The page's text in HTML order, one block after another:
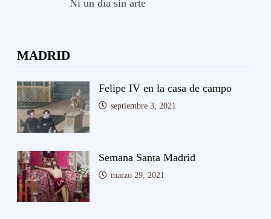
Ni un día sin arte
MADRID
Felipe IV en la casa de campo
septiembre 3, 2021
Semana Santa Madrid
marzo 29, 2021